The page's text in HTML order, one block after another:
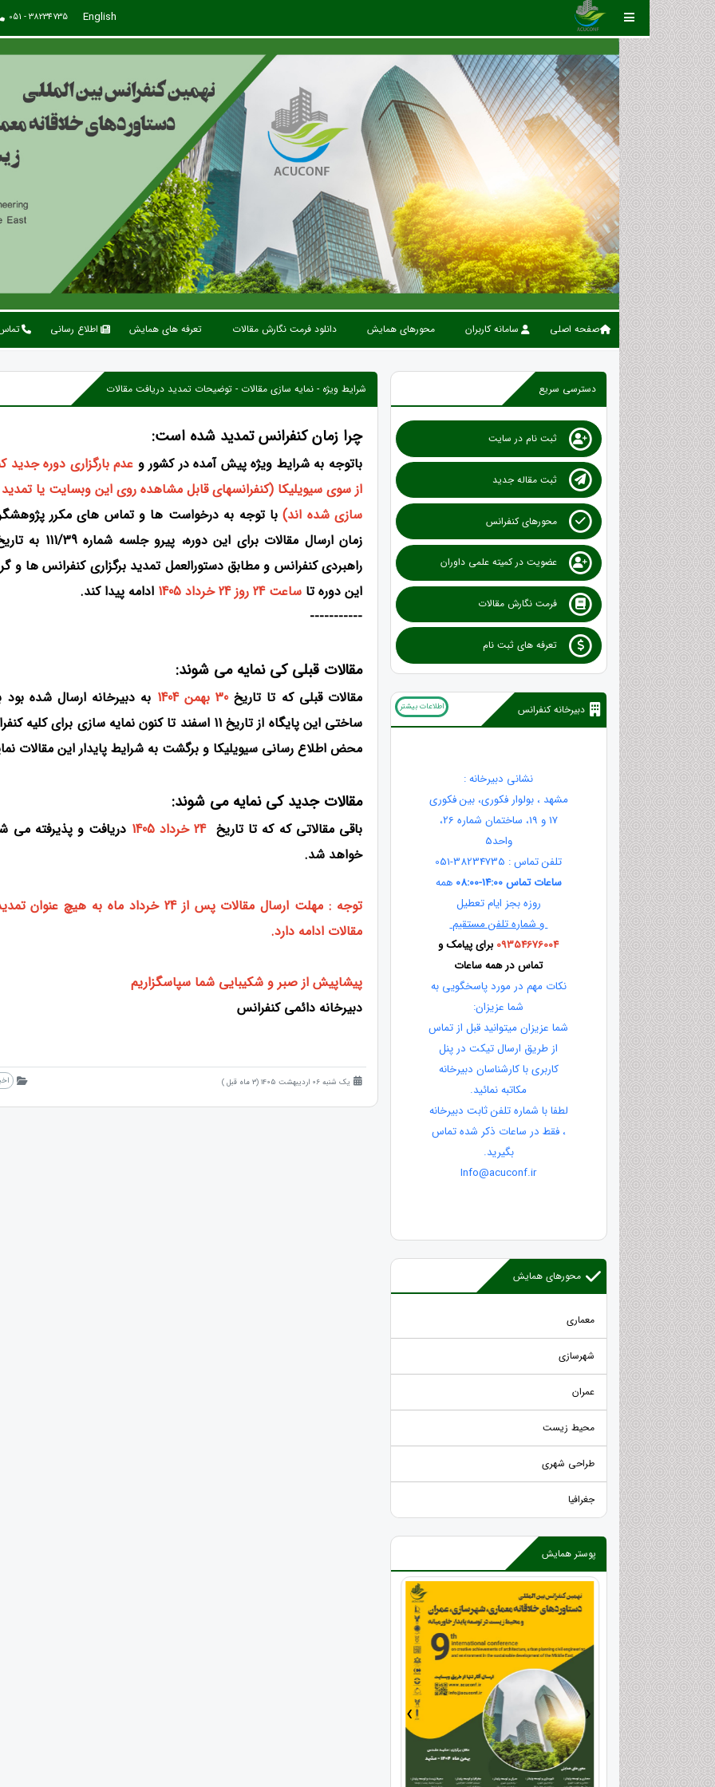
English
051 - 38234735
صفحه اصلی سامانه کاربران محورهای همایش دانلود فرمت نگارش مقالات تعرفه های همایش اطلاع رسانی
دسترسی سریع
ثبت نام در سایت
ثبت مقاله جدید
محورهای کنفرانس
عضویت در کمیته علمی داوران
فرمت نگارش مقالات
تعرفه های ثبت نام
دبیرخانه کنفرانس اطلاعات بیشتر
نشانی دبیرخانه :
مشهد ، بولوار فکوری، بین فکوری
17 و 19، ساختمان شماره 26،
واحد5
تلفن تماس : 38234735-051
ساعات تماس 14:00-08:00
همه
روزه بجز ایام تعطیل
و شماره تلفن مستقیم
09354676004 برای پیامک و
تماس در همه ساعات
نکات مهم در مورد پاسخگویی به
شما عزیزان:
شما عزیزان میتوانید قبل از تماس
از طریق ارسال تیکت در پنل
کاربری با کارشناسان دبیرخانه
مکاتبه نمائید.
لطفا با شماره تلفن ثابت دبیرخانه
، فقط در ساعات ذکر شده تماس
بگیرید.
Info@acuconf.ir
محورهای همایش
معماری
شهرسازی
عمران
محیط زیست
طراحی شهری
جغرافیا
پوستر همایش
› ‹
شرایط ویژه - نمایه سازی مقالات - توضیحات تمدید دریافت مقالات
چرا زمان کنفرانس تمدید شده است:
باتوجه به شرایط ویژه پیش آمده در کشور و عدم بارگزاری دوره جدید
سازی شده اند)با توجه به درخواست ها و تماس های مکرر
راهبردی کنفرانس و مطابق دستورالعمل تمدید برگزاری کنفرانس ها و
این دوره تا ساعت 24 روز 24 خرداد 1405
ادامه پیدا کند.
-----------
مقالات قبلی کی نمایه می شوند:
مقالات قبلی که تا تاریخ30 بهمن 1404
به دبیرخانه ارسال شده
محض اطلاع رسانی سیویلیکا و برگشت به شرایط پایدار این مقالات
مقالات جدید کی نمایه می شوند:
باقی مقالاتی که که تا تاریخ 24 خرداد 1405
دریافت و پذیرفته می
خواهد شد.
توجه : مهلت ارسال مقالات پس از 24
مقالات ادامه دارد.
پیشاپیش از صبر و شکیبایی شما سپاسگزاریم
دبیرخانه دائمی کنفرانس
یک شنبه 06 اردیبهشت 1405 (3 ماه قبل )